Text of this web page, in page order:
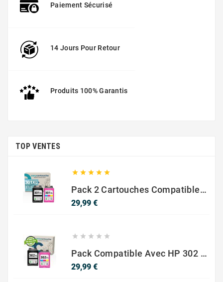
Paiement Sécurisé
14 Jours Pour Retour
Produits 100% Garantis
TOP VENTES
    
Pack 2 Cartouches Compatible Avec HP 301 XL Noir Et Couleur
29,99 €Prix
    
Pack Compatible Avec HP 302 XL Noir Et Couleur - SANS NIVEAU ENCRE
29,99 €Prix